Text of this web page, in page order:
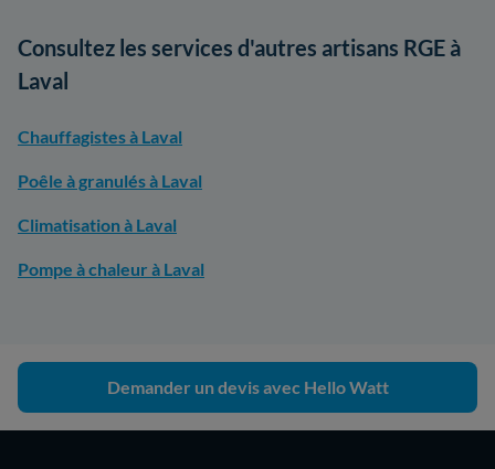
Consultez les services d'autres artisans RGE à
Laval
Chauffagistes à Laval
Poêle à granulés à Laval
Climatisation à Laval
Pompe à chaleur à Laval
Demander un devis avec Hello Watt